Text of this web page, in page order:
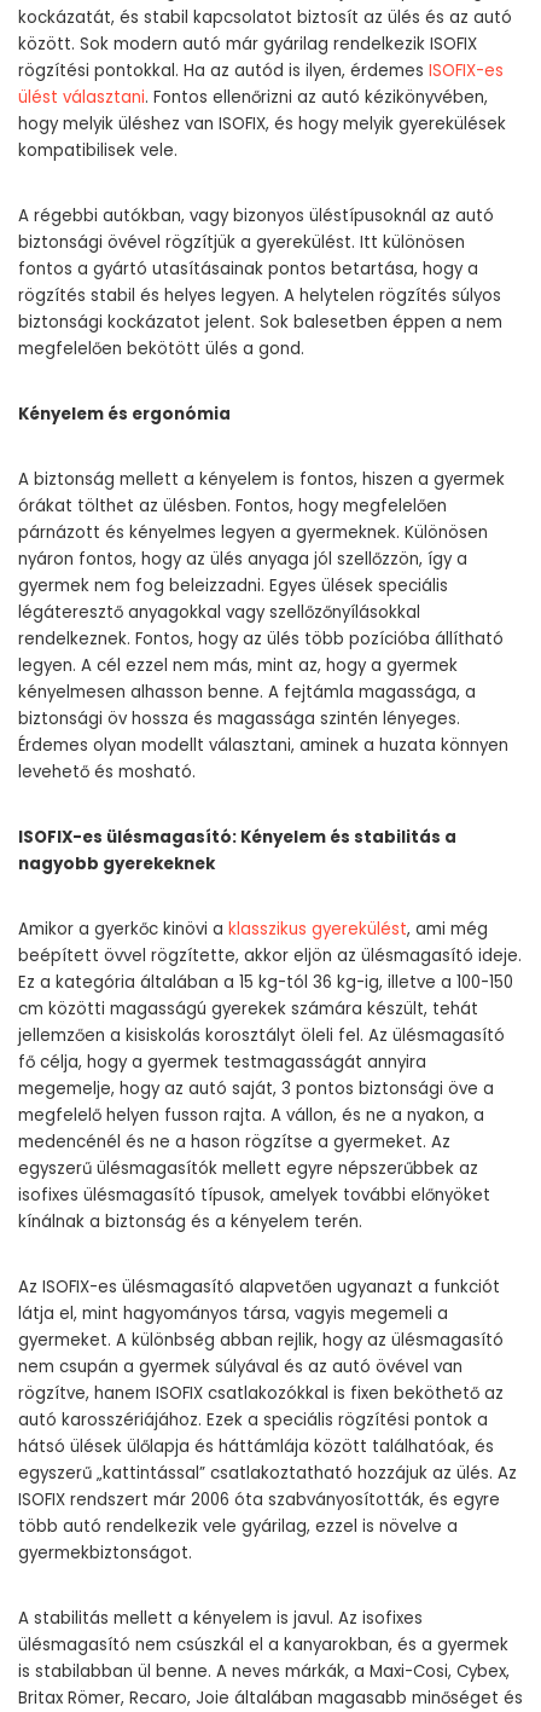
kockázatát, és stabil kapcsolatot biztosít az ülés és az autó
között. Sok modern autó már gyárilag rendelkezik ISOFIX
rögzítési pontokkal. Ha az autód is ilyen, érdemes ISOFIX-es
ülést választani. Fontos ellenőrizni az autó kézikönyvében,
hogy melyik üléshez van ISOFIX, és hogy melyik gyerekülések
kompatibilisek vele.
A régebbi autókban, vagy bizonyos üléstípusoknál az autó
biztonsági övével rögzítjük a gyerekülést. Itt különösen
fontos a gyártó utasításainak pontos betartása, hogy a
rögzítés stabil és helyes legyen. A helytelen rögzítés súlyos
biztonsági kockázatot jelent. Sok balesetben éppen a nem
megfelelően bekötött ülés a gond.
Kényelem és ergonómia
A biztonság mellett a kényelem is fontos, hiszen a gyermek
órákat tölthet az ülésben. Fontos, hogy megfelelően
párnázott és kényelmes legyen a gyermeknek. Különösen
nyáron fontos, hogy az ülés anyaga jól szellőzzön, így a
gyermek nem fog beleizzadni. Egyes ülések speciális
légáteresztő anyagokkal vagy szellőzőnyílásokkal
rendelkeznek. Fontos, hogy az ülés több pozícióba állítható
legyen. A cél ezzel nem más, mint az, hogy a gyermek
kényelmesen alhasson benne. A fejtámla magassága, a
biztonsági öv hossza és magassága szintén lényeges.
Érdemes olyan modellt választani, aminek a huzata könnyen
levehető és mosható.
ISOFIX-es ülésmagasító: Kényelem és stabilitás a
nagyobb gyerekeknek
Amikor a gyerkőc kinövi a klasszikus gyerekülést, ami még
beépített övvel rögzítette, akkor eljön az ülésmagasító ideje.
Ez a kategória általában a 15 kg-tól 36 kg-ig, illetve a 100-150
cm közötti magasságú gyerekek számára készült, tehát
jellemzően a kisiskolás korosztályt öleli fel. Az ülésmagasító
fő célja, hogy a gyermek testmagasságát annyira
megemelje, hogy az autó saját, 3 pontos biztonsági öve a
megfelelő helyen fusson rajta. A vállon, és ne a nyakon, a
medencénél és ne a hason rögzítse a gyermeket. Az
egyszerű ülésmagasítók mellett egyre népszerűbbek az
isofixes ülésmagasító típusok, amelyek további előnyöket
kínálnak a biztonság és a kényelem terén.
Az ISOFIX-es ülésmagasító alapvetően ugyanazt a funkciót
látja el, mint hagyományos társa, vagyis megemeli a
gyermeket. A különbség abban rejlik, hogy az ülésmagasító
nem csupán a gyermek súlyával és az autó övével van
rögzítve, hanem ISOFIX csatlakozókkal is fixen beköthető az
autó karosszériájához. Ezek a speciális rögzítési pontok a
hátsó ülések ülőlapja és háttámlája között találhatóak, és
egyszerű „kattintással” csatlakoztatható hozzájuk az ülés. Az
ISOFIX rendszert már 2006 óta szabványosították, és egyre
több autó rendelkezik vele gyárilag, ezzel is növelve a
gyermekbiztonságot.
A stabilitás mellett a kényelem is javul. Az isofixes
ülésmagasító nem csúszkál el a kanyarokban, és a gyermek
is stabilabban ül benne. A neves márkák, a Maxi-Cosi, Cybex,
Britax Römer, Recaro, Joie általában magasabb minőséget és